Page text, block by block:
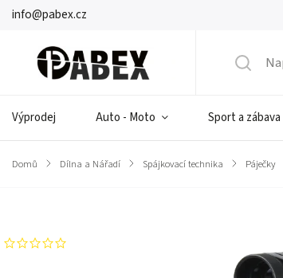
info@pabex.cz
Výprodej Auto - Moto Sport a zábava
Domů / Dílna a Nářadí / Spájkovací technika / Páječky